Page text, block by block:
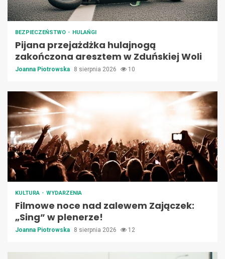
BEZPIECZEŃSTWO HULAŃGI
Pijana przejażdżka hulajnogą
zakończona aresztem w Zduńskiej Woli
Joanna Piotrowska 8 sierpnia 2026 10
KULTURA WYDARZENIA
Filmowe noce nad zalewem Zajączek:
„Sing” w plenerze!
Joanna Piotrowska 8 sierpnia 2026 12